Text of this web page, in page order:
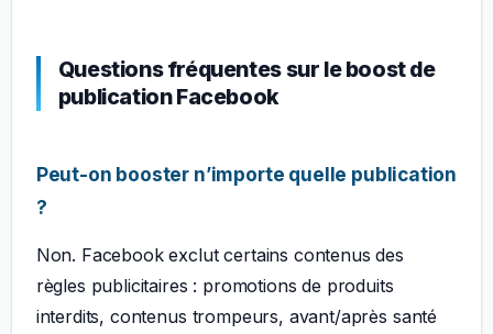
Questions fréquentes sur le boost de
publication Facebook
Peut-on booster n’importe quelle publication
?
Non. Facebook exclut certains contenus des
règles publicitaires : promotions de produits
interdits, contenus trompeurs, avant/après santé